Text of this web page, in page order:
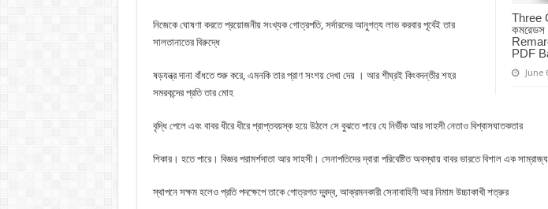
Three
PDF
June
নিজেকে ঘােষণা করতে প্রয়ােজনীয় সংখ্যক গােত্রপতি, সর্দারদের আনুগত্য লাভ করবার পূর্বেই তার
সালতানাতের বিরুদ্ধে
ষড়যন্ত্র দানা বাঁধতে শুরু করে, এমনকি তার প্রাণ সংশয় দেখা দেয় । আর শীঘ্রই কিংবদন্তীর শহর
সমরকন্দের প্রতি তার মােহ
বৃদ্ধি পেলে এবং বাবর ধীরে ধীরে প্রাপ্তবয়স্ক হয়ে উঠলে সে বুঝতে পারে যে নির্ভীক আর সাহসী নেতাও বিশ্বাসঘাতকতার
শিকার। হতে পারে। বিজ্ঞর পরামর্শদাতা আর সাহসী। সেনাপতিদের দ্বারা পরিবেষ্টিত অবস্থায় বাবর ভারতে বিশাল এক সাম্রাজ্য
স্থাপনে সক্ষম হলেও প্রতি পদক্ষেপে তাকে গােত্রগত দ্বন্দ্ব, আক্রমনকারী সেনাবাহিনী আর নিমাম উচ্চাকাখী শত্রুর